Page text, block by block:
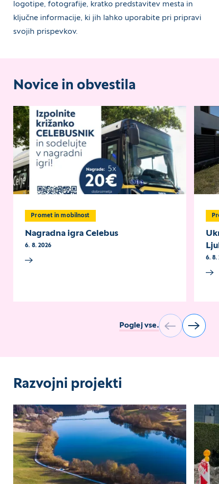
logotipe, fotografije, kratko predstavitev mesta in
ključne informacije, ki jih lahko uporabite pri pripravi
svojih prispevkov.
Novice in obvestila
Promet in mobilnost
Nagradna igra Celebus
6. 8. 2026
6. 8.
Poglej vse.
Razvojni projekti